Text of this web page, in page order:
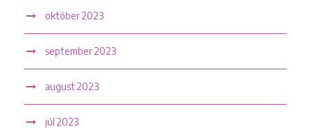
október 2023
september 2023
august 2023
júl 2023